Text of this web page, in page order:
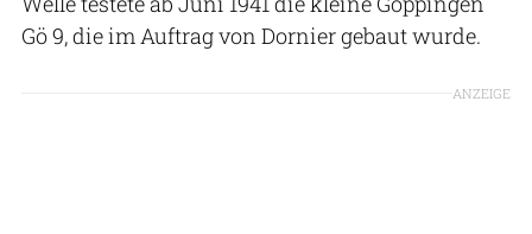
Gö 9, die im Auftrag von Dornier gebaut wurde.
ANZEIGE